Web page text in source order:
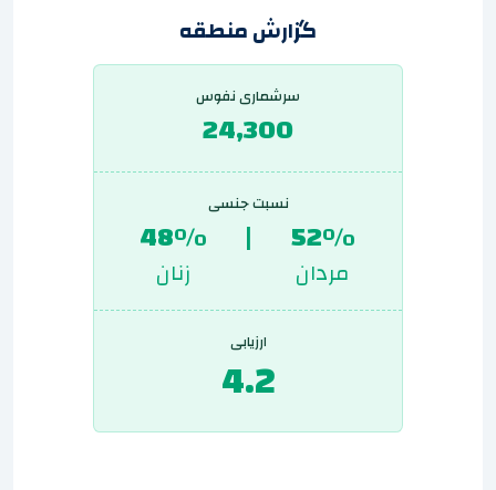
گزارش منطقه
سرشماری نفوس
24,300
نسبت جنسی
52%
مردان
|
48%
زنان
ارزیابی
4.2